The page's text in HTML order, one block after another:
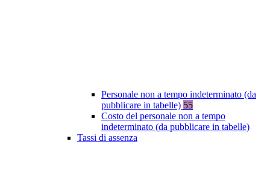
Personale non a tempo indeterminato (da
pubblicare in tabelle) 55
Costo del personale non a tempo
indeterminato (da pubblicare in tabelle)
Tassi di assenza